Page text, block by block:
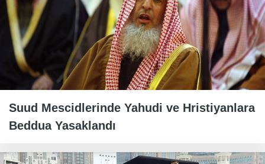
Suud Mescidlerinde Yahudi ve Hristiyanlara
Beddua Yasaklandı